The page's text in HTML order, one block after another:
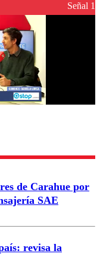
garantizar un
comentario
Señal 1
de Carahue por
SAE
revisa la